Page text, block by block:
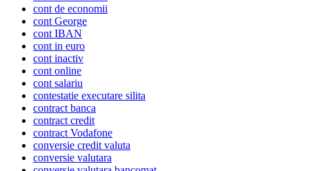
cont de economii
cont George
cont IBAN
cont in euro
cont inactiv
cont online
cont salariu
contestatie executare silita
contract banca
contract credit
contract Vodafone
conversie credit valuta
conversie valutara